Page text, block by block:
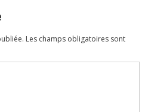
Les champs obligatoires sont